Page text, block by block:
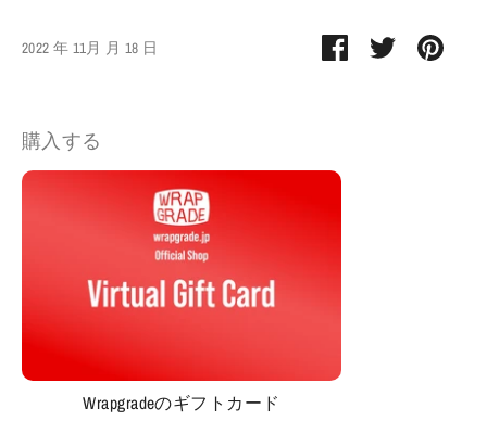
2022 年 11月 月 18 日
FacebookTwitterPin
購入する
Wrapgradeのギフトカード